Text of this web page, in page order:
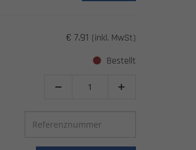
€ 7.91 (inkl. MwSt)
Bestellt
 